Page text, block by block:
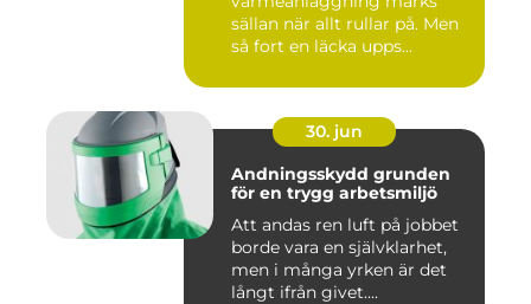
sällan när allt rullar på. Men
så fort en läcka upps...
30. jun
Andningsskydd grunden
för en trygg arbetsmiljö
Att andas ren luft på jobbet
borde vara en självklarhet,
men i många yrken är det
långt ifrån givet....